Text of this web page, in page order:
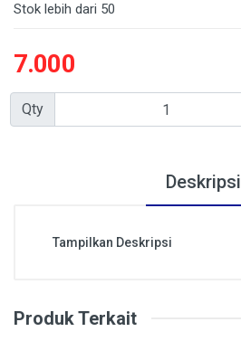
Stok lebih dari 50
7.000
Qty
Deskripsi
Tampilkan Deskripsi
Produk Terkait